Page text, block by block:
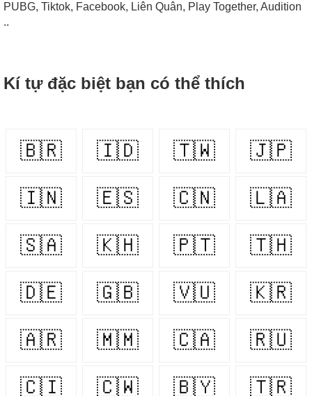
PUBG, Tiktok, Facebook, Liên Quân, Play Together, Audition
..
Kí tự đặc biệt bạn có thể thích
🇧🇷 🇮🇩 🇹🇼 🇯🇵
🇮🇳 🇪🇸 🇨🇳 🇱🇦
🇸🇦 🇰🇭 🇵🇹 🇹🇭
🇩🇪 🇬🇧 🇻🇺 🇰🇷
🇦🇷 🇲🇲 🇨🇦 🇷🇺
🇨🇮 🇨🇼 🇧🇾 🇹🇷